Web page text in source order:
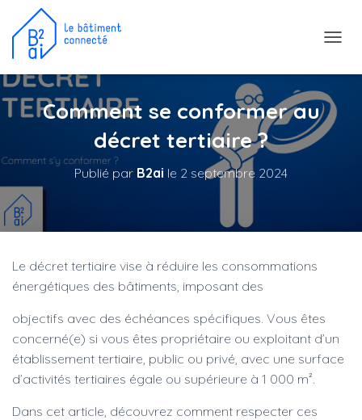
E
I
Comment se conformer au
décret tertiaire ?
Publié par B2ai le 2 septembre 2024
Le décret tertiaire vise à réduire les consommations
énergétiques des bâtiments, imposant des
objectifs avec des échéances spécifiques. Vous êtes
concerné(e) si vous êtes propriétaire ou exploitant d’un
établissement tertiaire, public ou privé, avec une surface
d’activités tertiaires égale ou supérieure à 1 000 m².
Dans cet article, découvrez comment respecter ces